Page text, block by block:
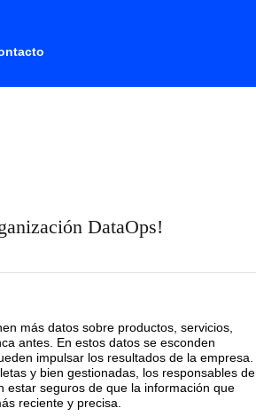
DataOps!
más datos sobre productos, servicios,
antes. En estos datos se esconden
impulsar los resultados de la empresa.
y bien gestionadas, los responsables de
estar seguros de que la información que
reciente y precisa.